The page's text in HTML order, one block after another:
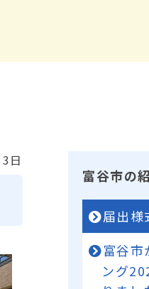
日
富谷市の
届出様
富谷市
ング